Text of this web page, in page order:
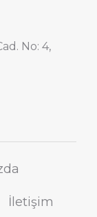
No: 4,
İletişim